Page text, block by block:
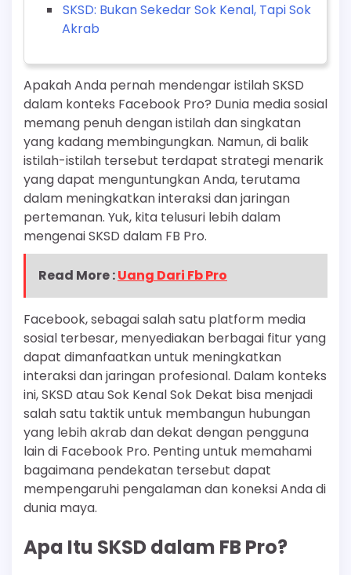
SKSD: Bukan Sekedar Sok Kenal, Tapi Sok
Akrab
Apakah Anda pernah mendengar istilah SKSD
dalam konteks Facebook Pro? Dunia media sosial
memang penuh dengan istilah dan singkatan
yang kadang membingungkan. Namun, di balik
istilah-istilah tersebut terdapat strategi menarik
yang dapat menguntungkan Anda, terutama
dalam meningkatkan interaksi dan jaringan
pertemanan. Yuk, kita telusuri lebih dalam
mengenai SKSD dalam FB Pro.
Read More :Uang Dari Fb Pro
Facebook, sebagai salah satu platform media
sosial terbesar, menyediakan berbagai fitur yang
dapat dimanfaatkan untuk meningkatkan
interaksi dan jaringan profesional. Dalam konteks
ini, SKSD atau Sok Kenal Sok Dekat bisa menjadi
salah satu taktik untuk membangun hubungan
yang lebih akrab dan dekat dengan pengguna
lain di Facebook Pro. Penting untuk memahami
bagaimana pendekatan tersebut dapat
mempengaruhi pengalaman dan koneksi Anda di
dunia maya.
Apa Itu SKSD dalam FB Pro?